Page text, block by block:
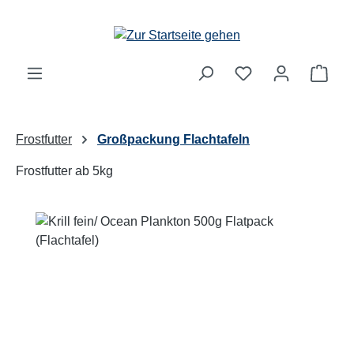
Frostfutter Großpackung Flachtafeln
Frostfutter ab 5kg
Bildergalerie überspringen